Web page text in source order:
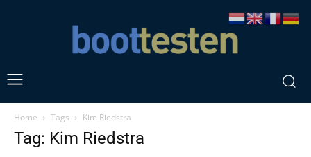
Home Tags Kim Riedstra
Tag: Kim Riedstra